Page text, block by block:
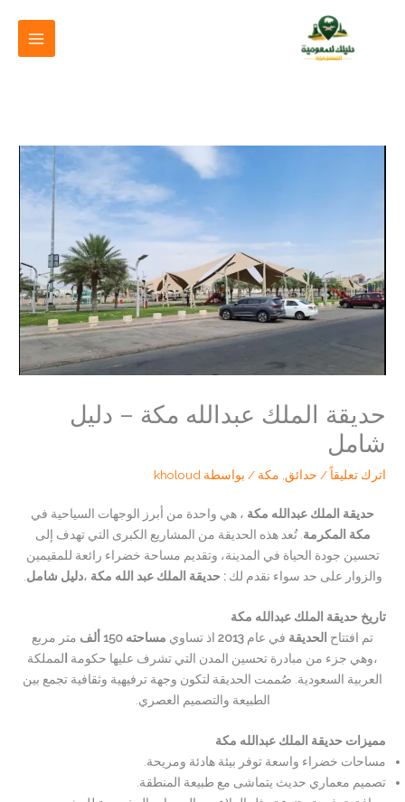
حديقة الملك عبدالله مكة – دليل
شامل
اترك تعليقاً / حدائق, مكة / بواسطة kholoud
حديقة الملك عبدالله مكة ، هي واحدة من أبرز الوجهات السياحية في
مكة المكرمة . تُعد هذه الحديقة من المشاريع الكبرى التي تهدف إلى
تحسين جودة الحياة في المدينة، وتقديم مساحة خضراء رائعة للمقيمين
والزوار على حد سواء نقدم لك: حديقة الملك عبد الله مكة ،دليل شامل
تاريخ حديقة الملك عبدالله مكة
تم افتتاح الحديقة في عام 2013 اذ تساوي مساحته 150 ألف
متر مربع
،وهي جزء من مبادرة تحسين المدن التي تشرف عليها حكومة لمملكة
العربية السعودية. صُممت الحديقة لتكون وجهة ترفيهية وثقافية تجمع بين
الطبيعة والتصميم العصري.
مميزات حديقة الملك عبدالله مكة
مساحات خضراء واسعة توفر بيئة هادئة ومريحة.
تصميم معماري حديث يتماشى مع طبيعة المنطقة.